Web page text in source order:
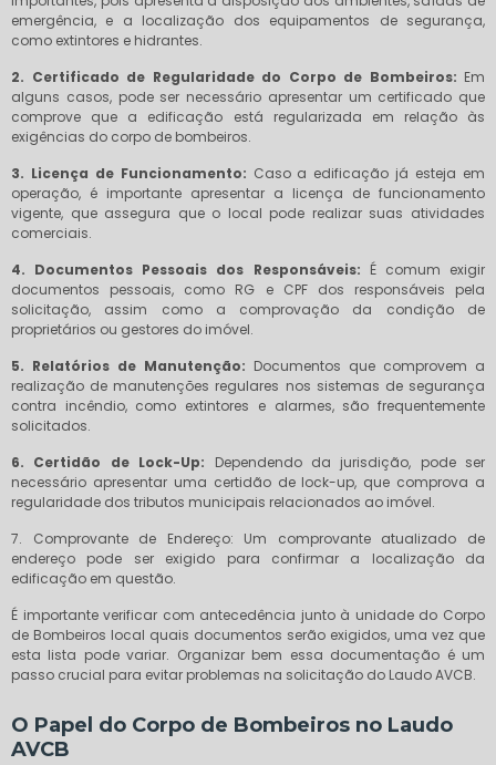
emergência, e a localização dos equipamentos de segurança,
como extintores e hidrantes.
2. Certificado de Regularidade do Corpo de Bombeiros: Em
alguns casos, pode ser necessário apresentar um certificado que
comprove que a edificação está regularizada em relação às
exigências do corpo de bombeiros.
3. Licença de Funcionamento: Caso a edificação já esteja em
operação, é importante apresentar a licença de funcionamento
vigente, que assegura que o local pode realizar suas atividades
comerciais.
4. Documentos Pessoais dos Responsáveis: É comum exigir
documentos pessoais, como RG e CPF dos responsáveis pela
solicitação, assim como a comprovação da condição de
proprietários ou gestores do imóvel.
5. Relatórios de Manutenção: Documentos que comprovem a
realização de manutenções regulares nos sistemas de segurança
contra incêndio, como extintores e alarmes, são frequentemente
solicitados.
6. Certidão de Lock-Up: Dependendo da jurisdição, pode ser
necessário apresentar uma certidão de lock-up, que comprova a
regularidade dos tributos municipais relacionados ao imóvel.
7. Comprovante de Endereço: Um comprovante atualizado de
endereço pode ser exigido para confirmar a localização da
edificação em questão.
É importante verificar com antecedência junto à unidade do Corpo
de Bombeiros local quais documentos serão exigidos, uma vez que
esta lista pode variar. Organizar bem essa documentação é um
passo crucial para evitar problemas na solicitação do Laudo AVCB.
O Papel do Corpo de Bombeiros no Laudo
AVCB